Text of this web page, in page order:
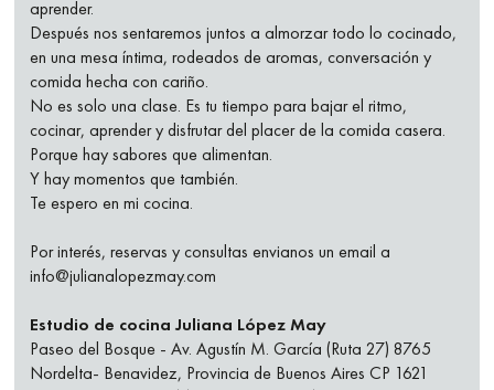
aprender.
Después nos sentaremos juntos a almorzar todo lo cocinado,
en una mesa íntima, rodeados de aromas, conversación y
comida hecha con cariño.
No es solo una clase. Es tu tiempo para bajar el ritmo,
cocinar, aprender y disfrutar del placer de la comida casera.
Porque hay sabores que alimentan.
Y hay momentos que también.
Te espero en mi cocina.
Por interés, reservas y consultas envianos un email a
info@julianalopezmay.com
Estudio de cocina Juliana López May
Paseo del Bosque - Av. Agustín M. García (Ruta 27) 8765
Nordelta- Benavidez, Provincia de Buenos Aires CP 1621